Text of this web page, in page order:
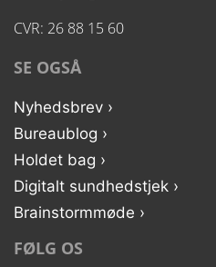
CVR: 26 88 15 60
SE OGSÅ
Nyhedsbrev ›
Bureaublog ›
Holdet bag ›
Digitalt sundhedstjek ›
Brainstormmøde ›
FØLG OS